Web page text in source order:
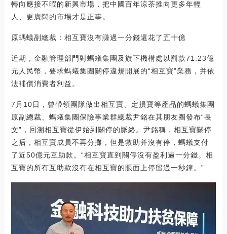
轉向應接不暇的新興市場，把中國百年涼茶推向更多年輕
人、更廣闊的市場才是正事。
原螞蟻副總裁：相互寶沒有賺過一分錢還花了五十億
近期，金融管理部門對螞蟻集團及旗下機構處以罰款71.23億
元人民幣，要求螞蟻集團關停違規開展的“相互寶”業務，并依
法補償消費者利益。
7月10日，曾帶領團隊做出相互寶、定損寶等產品的螞蟻集團
原副總裁、螞蟻集團保險事業群總裁尹銘在其朋友圈發布“長
文”，回溯相互寶從伊始到關停的脈絡。尹銘稱，相互寶關停
之后，相互寶成員不再分攤，但是救助并沒有停，螞蟻支付
了近50億元互助款。“相互寶直到關停沒有盈利過一分錢。相
互寶的所有互助款沒有在相互寶的賬面上停留過一秒鐘。”